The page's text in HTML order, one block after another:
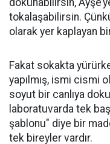
dokunabilirsin,
tokalaşabilirsin.
olarak yer kaplayan
​Fakat sokakta
yapılmış, ismi cismi
soyut bir canlıya
laboratuvarda tek
şablonu" diye bir
tek bireyler vardır.